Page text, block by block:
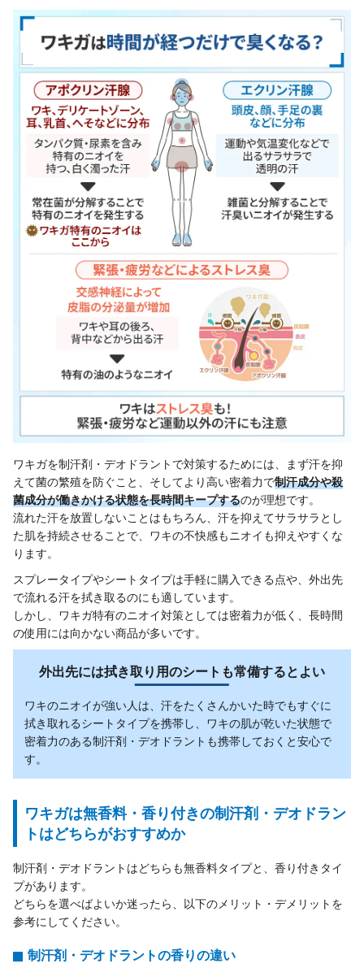
ワキガを制汗剤・デオドラントで対策するためには、まず汗を抑
えて菌の繁殖を防ぐこと、そしてより高い密着力で制汗成分や殺
菌成分が働きかける状態を長時間キープするのが理想です。
流れた汗を放置しないことはもちろん、汗を抑えてサラサラとし
た肌を持続させることで、ワキの不快感もニオイも抑えやすくな
ります。
スプレータイプやシートタイプは手軽に購入できる点や、外出先
で流れる汗を拭き取るのにも適しています。
しかし、ワキガ特有のニオイ対策としては密着力が低く、長時間
の使用には向かない商品が多いです。
外出先には拭き取り用のシートも常備するとよい
ワキのニオイが強い人は、汗をたくさんかいた時でもすぐに
拭き取れるシートタイプを携帯し、ワキの肌が乾いた状態で
密着力のある制汗剤・デオドラントも携帯しておくと安心で
す。
ワキガは無香料・香り付きの制汗剤・デオドラン
トはどちらがおすすめか
制汗剤・デオドラントはどちらも無香料タイプと、香り付きタイ
プがあります。
どちらを選べばよいか迷ったら、以下のメリット・デメリットを
参考にしてください。
制汗剤・デオドラントの香りの違い